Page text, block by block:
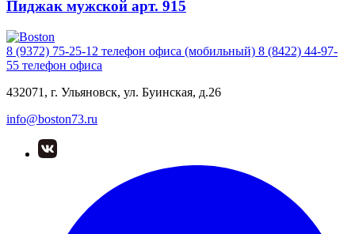
Пиджак мужской арт. 915
8 (9372) 75-25-12 телефон офиса (мобильный) 8 (8422) 44-97-
55 телефон офиса
432071, г. Ульяновск, ул. Буинская, д.26
info@boston73.ru